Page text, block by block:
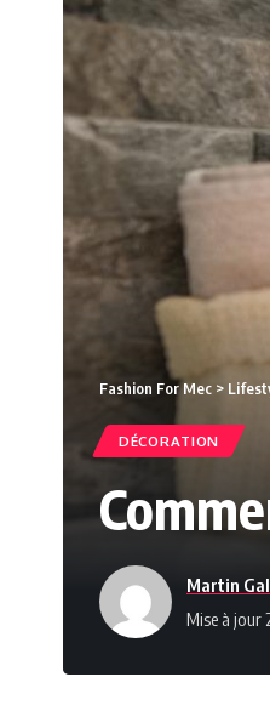
Fashion For Mec >
DÉCORATION
Martin
Mise à jour